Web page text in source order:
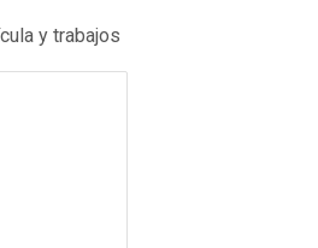
y trabajos